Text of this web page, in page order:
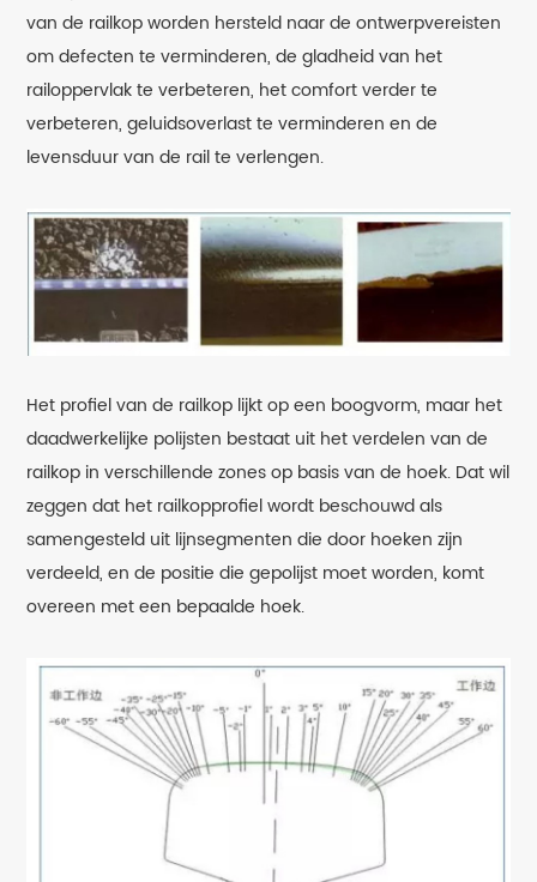
van de railkop worden hersteld naar de ontwerpvereisten
om defecten te verminderen, de gladheid van het
railoppervlak te verbeteren, het comfort verder te
verbeteren, geluidsoverlast te verminderen en de
levensduur van de rail te verlengen.
Het profiel van de railkop lijkt op een boogvorm, maar het
daadwerkelijke polijsten bestaat uit het verdelen van de
railkop in verschillende zones op basis van de hoek. Dat wil
zeggen dat het railkopprofiel wordt beschouwd als
samengesteld uit lijnsegmenten die door hoeken zijn
verdeeld, en de positie die gepolijst moet worden, komt
overeen met een bepaalde hoek.